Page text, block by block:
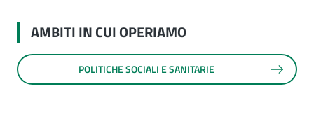
AMBITI IN CUI OPERIAMO
POLITICHE SOCIALI E SANITARIE